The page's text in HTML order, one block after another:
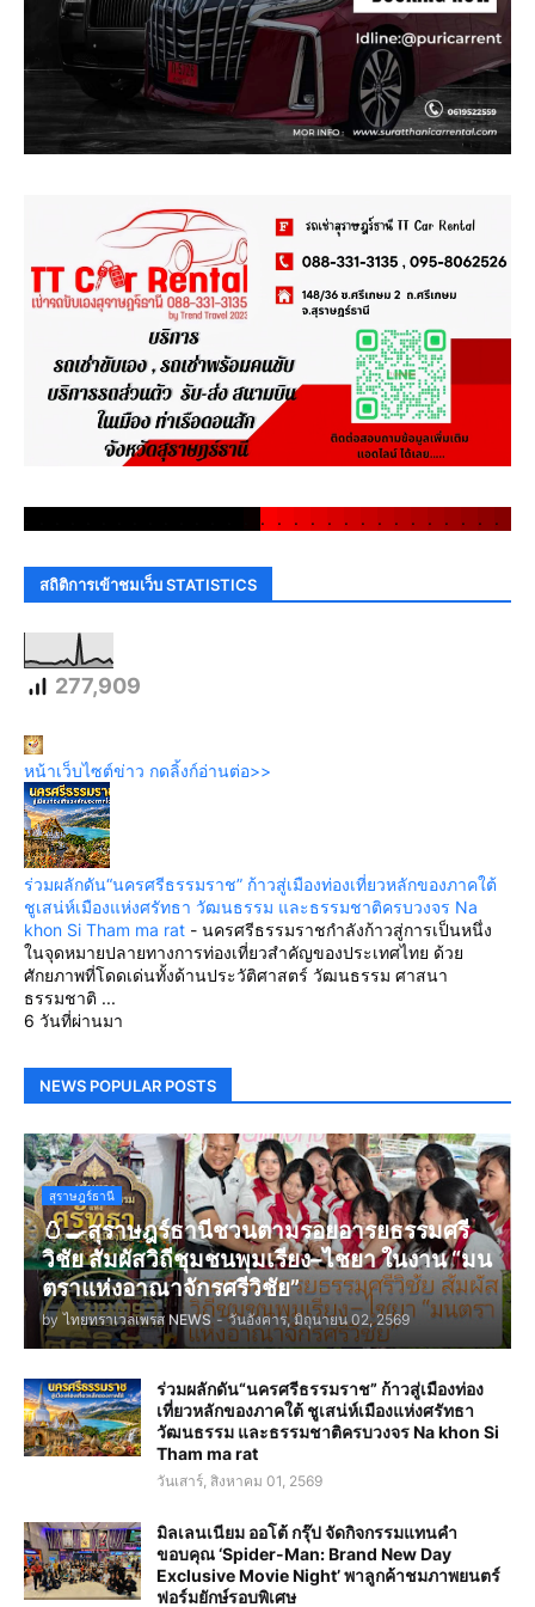
. . . . . . . . . . . . . . .
สถิติการเข้าชมเว็บ STATISTICS
277,909
หน้าเว็บไซต์ข่าว กดลิ้งก์อ่านต่อ>>
ร่วมผลักดัน“นครศรีธรรมราช” ก้าวสู่เมืองท่องเที่ยวหลักของภาคใต้
ชูเสน่ห์เมืองแห่งศรัทธา วัฒนธรรม และธรรมชาติครบวงจร Na
khon Si Tham ma rat - นครศรีธรรมราชกำลังก้าวสู่การเป็นหนึ่ง
ในจุดหมายปลายทางการท่องเที่ยวสำคัญของประเทศไทย ด้วย
ศักยภาพที่โดดเด่นทั้งด้านประวัติศาสตร์ วัฒนธรรม ศาสนา
ธรรมชาติ ...
6 วันที่ผ่านมา
NEWS POPULAR POSTS
สุราษฎร์ธานี
🥚🍳สุราษฎร์ธานีชวนตามรอยอารยธรรมศรี
วิชัย สัมผัสวิถีชุมชนพุมเรียง–ไชยา ในงาน “มน
ตราแห่งอาณาจักรศรีวิชัย”
by ไทยทราเวลเพรส NEWS - วันอังคาร, มิถุนายน 02, 2569
ร่วมผลักดัน“นครศรีธรรมราช” ก้าวสู่เมืองท่อง
เที่ยวหลักของภาคใต้ ชูเสน่ห์เมืองแห่งศรัทธา
วัฒนธรรม และธรรมชาติครบวงจร Na khon Si
Tham ma rat
วันเสาร์, สิงหาคม 01, 2569
มิลเลนเนียม ออโต้ กรุ๊ป จัดกิจกรรมแทนคำ
ขอบคุณ ‘Spider-Man: Brand New Day
Exclusive Movie Night’ พาลูกค้าชมภาพยนตร์
ฟอร์มยักษ์รอบพิเศษ